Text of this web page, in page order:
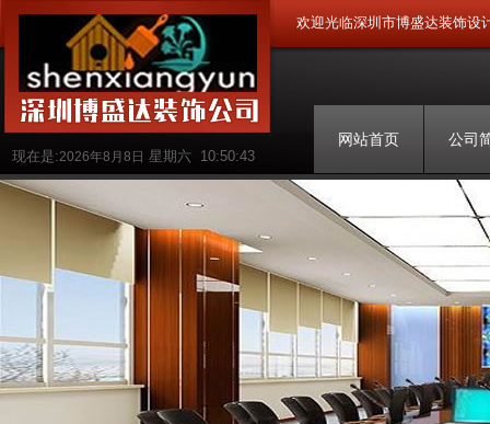
欢迎光临深圳市博盛达装饰设
现在是:2026年8月8日 星期六 10:50:44
公司
网站首页